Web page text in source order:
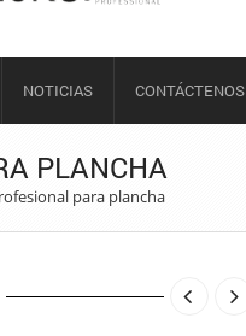
NOTICIAS CONTÁCTENOS
PLANCHA
para plancha